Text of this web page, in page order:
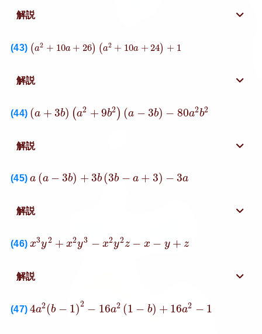
解説
(43) (a2 + 10a + 26) (a2 + 10a + 24) + 1
( a2 + 10 + 26) (a 2 + 10 + 24) + 1
解説
(44) (a + 3b) (a2 + 9b2) (a − 3b) − 80a2b2
( b)( a2 + 2)(a − −80 2b2
解説
(45) a (a − 3b) + 3b (3b − a + 3) − 3a
(a b)+ 3b (3 b−a − a
解説
(46) x3y2 + x2y3 − x2y2z − x − y + z
3 y2 + 2y 3− y2 z−
解説
(47) 4a2(b − 1)2 − 16a2 (1 − b) + 16a2 − 1
a2(b ) 2− 2( 1 +16 1